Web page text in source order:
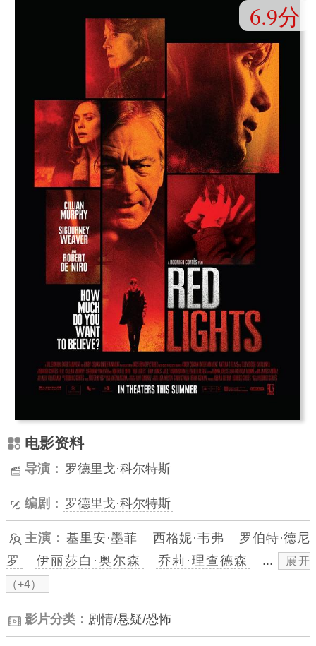
6.9分
电影资料
导演： 罗德里戈·科尔特斯
编剧： 罗德里戈·科尔特斯
主演： 基里安·墨菲 西格妮·韦弗
罗伯特·德尼
罗
伊丽莎白·奥尔森 乔莉·理查德森 ...
展开
（+4）
影片分类： 剧情/悬疑/恐怖